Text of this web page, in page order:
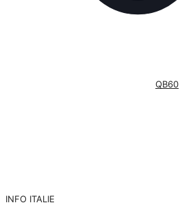
QB60
INFO ITALIE